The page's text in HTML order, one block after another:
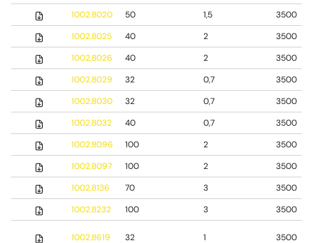
1002.8020
50 1,5
3500
1002.8025
40 2
3500
1002.8026
40 2
3500
1002.8029
32 0,7
3500
1002.8030
32 0,7
3500
1002.8032
40 0,7
3500
1002.8096
100 2
3500
1002.8097
100 2
3500
1002.8136
70 3
3500
1002.8232
100 3 3500
1002.8619 32 1 3500